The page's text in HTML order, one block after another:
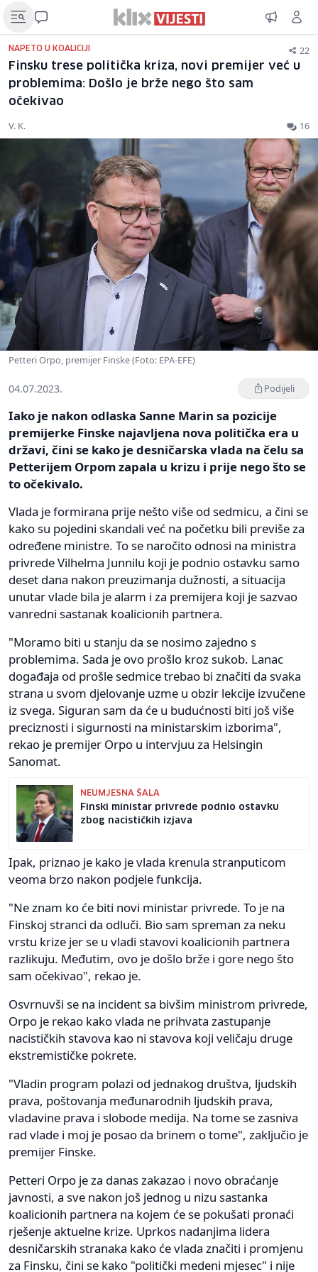
NAPETO U KOALICIJI 22
Finsku trese politička kriza, novi premijer već u
problemima: Došlo je brže nego što sam
očekivao
V. K. 16
Petteri Orpo, premijer Finske (Foto: EPA-EFE)
04.07.2023. Podijeli
Iako je nakon odlaska Sanne Marin sa pozicije
premijerke Finske najavljena nova politička era u
državi, čini se kako je desničarska vlada na čelu sa
Petterijem Orpom zapala u krizu i prije nego što se
to očekivalo.
Vlada je formirana prije nešto više od sedmicu, a čini se
kako su pojedini skandali već na početku bili previše za
određene ministre. To se naročito odnosi na ministra
privrede Vilhelma Junnilu koji je podnio ostavku samo
deset dana nakon preuzimanja dužnosti, a situacija
unutar vlade bila je alarm i za premijera koji je sazvao
vanredni sastanak koalicionih partnera.
"Moramo biti u stanju da se nosimo zajedno s
problemima. Sada je ovo prošlo kroz sukob. Lanac
događaja od prošle sedmice trebao bi značiti da svaka
strana u svom djelovanje uzme u obzir lekcije izvučene
iz svega. Siguran sam da će u budućnosti biti još više
preciznosti i sigurnosti na ministarskim izborima",
rekao je premijer Orpo u intervjuu za Helsingin
Sanomat.
NEUMJESNA ŠALA
Finski ministar privrede podnio ostavku
zbog nacističkih izjava
Ipak, priznao je kako je vlada krenula stranputicom
veoma brzo nakon podjele funkcija.
"Ne znam ko će biti novi ministar privrede. To je na
Finskoj stranci da odluči. Bio sam spreman za neku
vrstu krize jer se u vladi stavovi koalicionih partnera
razlikuju. Međutim, ovo je došlo brže i gore nego što
sam očekivao", rekao je.
Osvrnuvši se na incident sa bivšim ministrom privrede,
Orpo je rekao kako vlada ne prihvata zastupanje
nacističkih stavova kao ni stavova koji veličaju druge
ekstremističke pokrete.
"Vladin program polazi od jednakog društva, ljudskih
prava, poštovanja međunarodnih ljudskih prava,
vladavine prava i slobode medija. Na tome se zasniva
rad vlade i moj je posao da brinem o tome", zaključio je
premijer Finske.
Petteri Orpo je za danas zakazao i novo obraćanje
javnosti, a sve nakon još jednog u nizu sastanka
koalicionih partnera na kojem će se pokušati pronaći
rješenje aktuelne krize. Uprkos nadanjima lidera
desničarskih stranaka kako će vlada značiti i promjenu
za Finsku, čini se kako "politički medeni mjesec" i nije